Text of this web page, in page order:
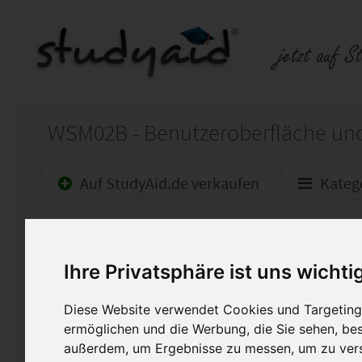
Ihre Privatsphäre ist uns
Diese Website verwendet Cookies und
ermöglichen und die Werbung, die Sie sehen,
außerdem, um Ergebnisse zu messen, um zu
Auf StudyAid.de verkaufen
WSM02B-XX2-A02 - E-Commerce
Diese Lösung für das
1,0 und 100 Punkten
Anmerkung zur Lösung